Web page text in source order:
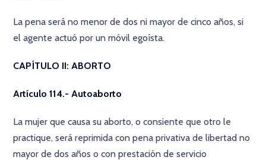
La pena será no menor de dos ni mayor de cinco años, si
el agente actuó por un móvil egoísta.
CAPÍTULO II: ABORTO
Artículo 114.- Autoaborto
La mujer que causa su aborto, o consiente que otro le
practique, será reprimida con pena privativa de libertad no
mayor de dos años o con prestación de servicio